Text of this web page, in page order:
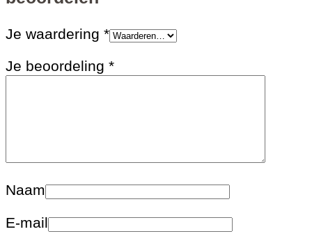
Je waardering *
Je beoordeling *
Naam
E-mail